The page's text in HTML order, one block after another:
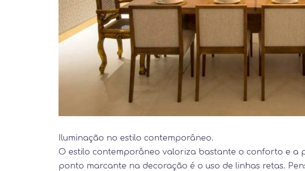
Iluminação no estilo contemporâneo.⠀
O estilo contemporâneo valoriza bastante o conforto e a
ponto marcante na decoração é o uso de linhas retas.